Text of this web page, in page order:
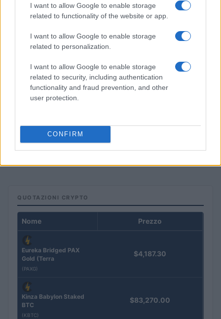
I want to allow Google to enable storage
related to functionality of the website or app.
I want to allow Google to enable storage
related to personalization.
I want to allow Google to enable storage
related to security, including authentication
functionality and fraud prevention, and other
user protection.
CONFIRM
Investimenti immobiliari a Valencia: opportunità e vantaggi
con Globexs Group
QUOTAZIONI CRYPTO
Nome Prezzo
Eureka Bridged PAX
Gold (Terra
(PAXG)
$4,187.30
Kinza Babylon Staked
BTC
(KBTC)
$83,270.00